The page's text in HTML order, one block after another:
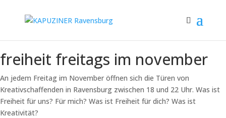
freiheit freitags im november
An jedem Freitag im November öffnen sich die Türen von
Kreativschaffenden in Ravensburg zwischen 18 und 22 Uhr. Was ist
Freiheit für uns? Für mich? Was ist Freiheit für dich? Was ist
Kreativität?